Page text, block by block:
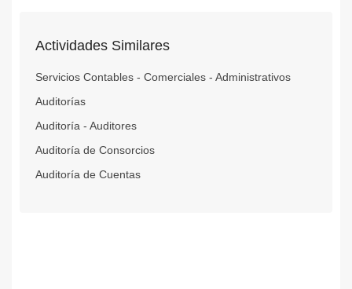
Actividades Similares
Servicios Contables - Comerciales - Administrativos
Auditorías
Auditoría - Auditores
Auditoría de Consorcios
Auditoría de Cuentas